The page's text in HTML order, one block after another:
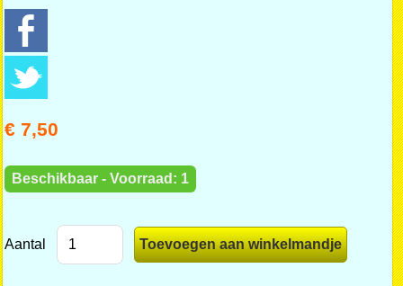
€ 7,50
Beschikbaar - Voorraad: 1
Aantal